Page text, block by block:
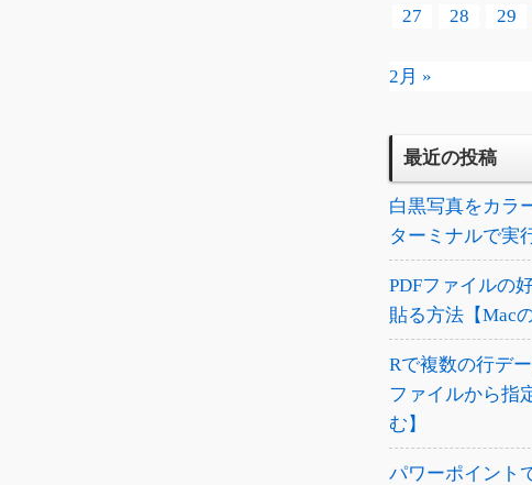
27
28 29
2月 »
最近の投稿
白黒写真をカラ
ターミナルで実
PDFファイルの
貼る方法【Mac
Rで複数の行デ
ファイルから指
む】
パワーポイント